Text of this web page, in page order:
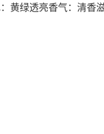
黄绿透亮香气：清香